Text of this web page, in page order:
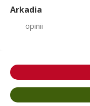
Arkadia
opinii